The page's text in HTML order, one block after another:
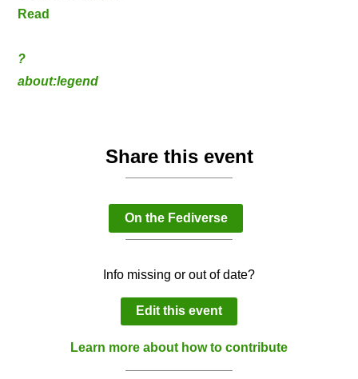
Read
?
about:legend
Share this event
On the Fediverse
Info missing or out of date?
Edit this event
Learn more about how to contribute